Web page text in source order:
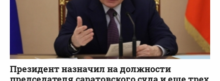
Президент назначил на должности